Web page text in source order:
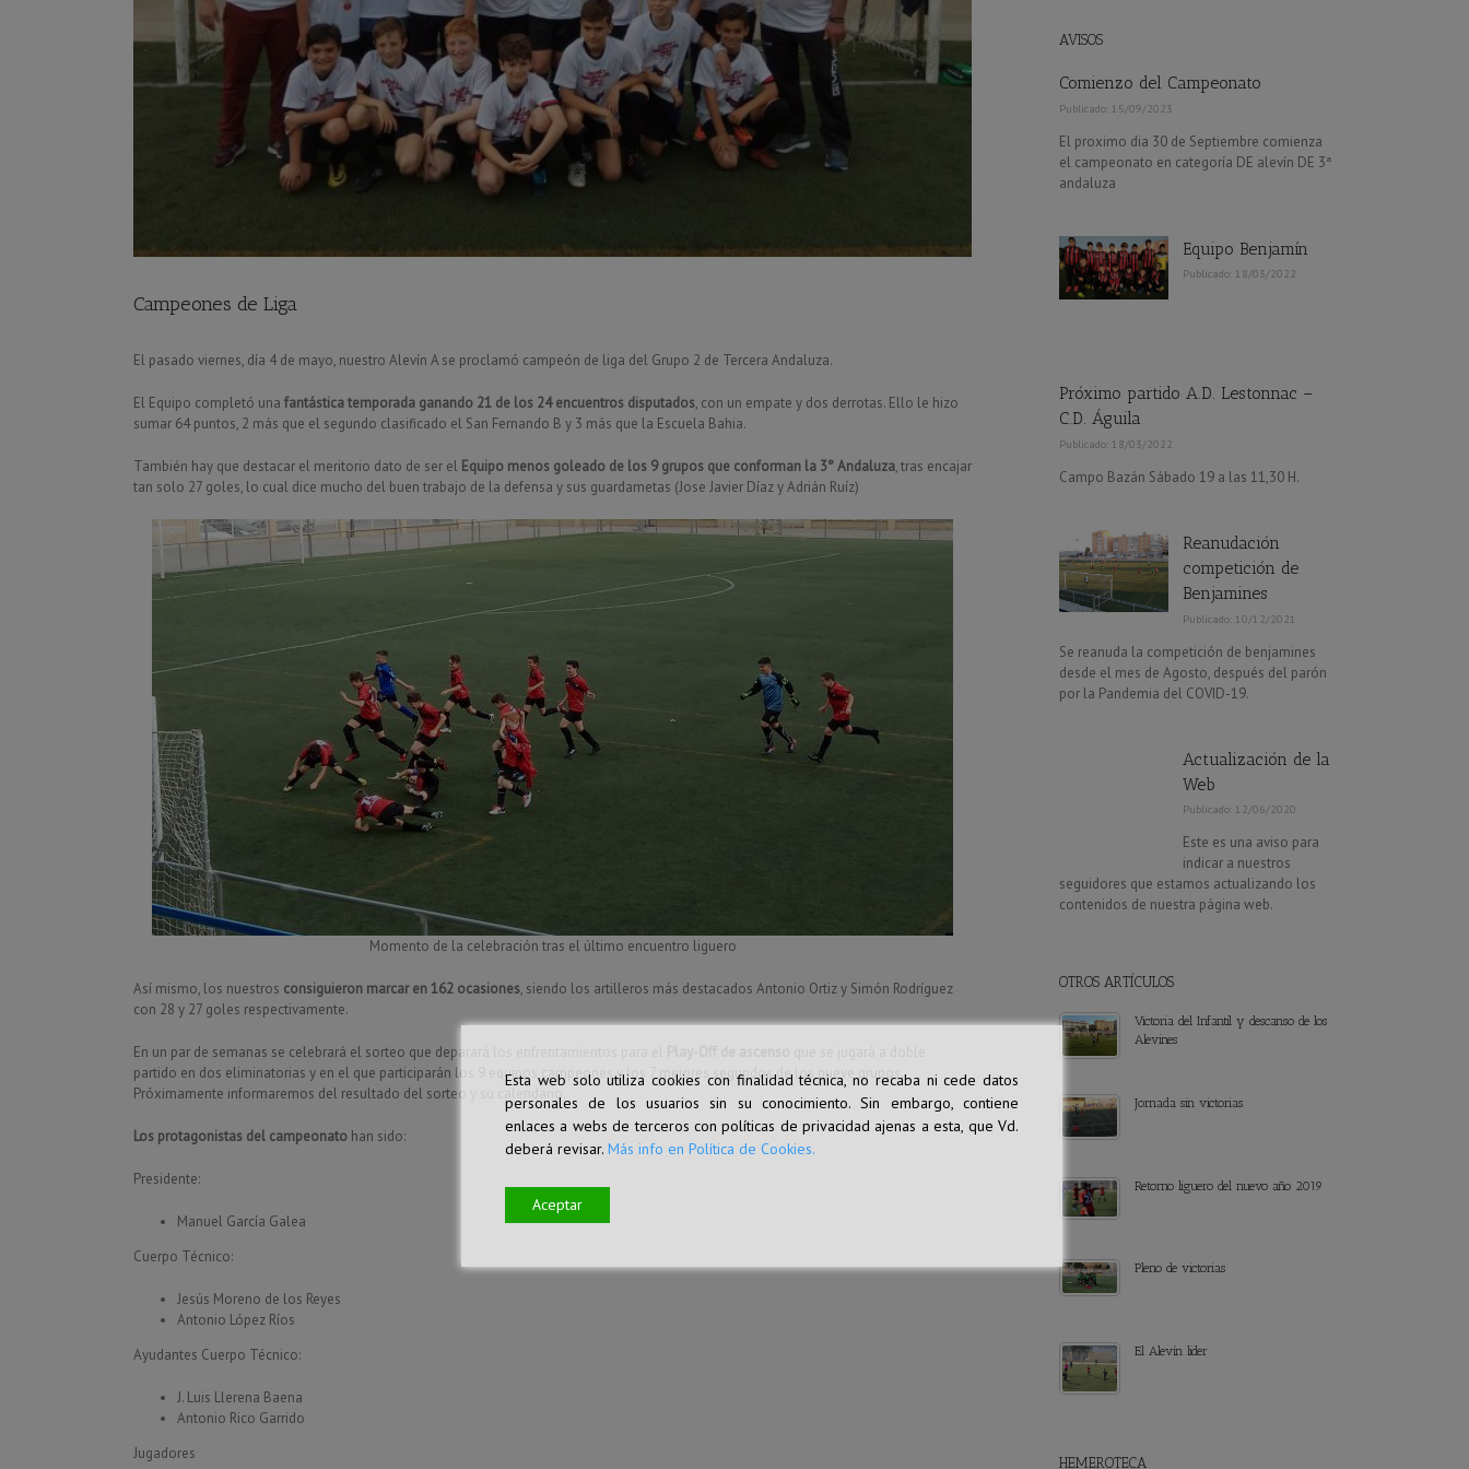
Campeones de Liga
El pasado viernes, día 4 de mayo, nuestro Alevín A se proclamó campeón de liga del Grupo 2 de Tercera Andaluza.
El Equipo completó una fantástica temporada ganando 21 de los 24 encuentros disputados, con un empate y dos derrotas. Ello le hizo
sumar 64 puntos, 2 más que el segundo clasificado el San Fernando B y 3 más que la Escuela Bahia.
También hay que destacar el meritorio dato de ser el Equipo menos goleado de los 9 grupos que conforman la 3° Andaluza, tras encajar
tan solo 27 goles, lo cual dice mucho del buen trabajo de la defensa y sus guardametas (Jose Javier Díaz y Adrián Ruíz)
Momento de la celebración tras el último encuentro liguero
Así mismo, los nuestros consiguieron marcar en 162 ocasiones, siendo los artilleros más destacados Antonio Ortiz y Simón Rodríguez
con 28 y 27 goles respectivamente.
En un par de semanas se celebrará el sorteo que deparará los enfrentamientos para el
partido en dos eliminatorias y en el que participarán los 9 equipos campeones y los 7 mejores segundos de los nueve grupos.
Próximamente informaremos del resultado del sorteo y su calendario.
Los protagonistas del campeonato han sido:
Presidente:
Manuel García Galea
Cuerpo Técnico:
Jesús Moreno de los Reyes
Antonio López Ríos
Ayudantes Cuerpo Técnico:
J. Luis Llerena Baena
Antonio Rico Garrido
Jugadores
AVISOS
Comienzo del Campeonato
Publicado: 15/09/2023
El proximo dia 30 de Septiembre comienza
el campeonato en categoría DE alevín DE 3ª
andaluza
Equipo Benjamín
Publicado: 18/03/2022
Próximo partido A.D. Lestonnac –
C.D. Águila
Publicado: 18/03/2022
Campo Bazán Sábado 19 a las 11,30 H.
Reanudación
competición de
Benjamines
Publicado: 10/12/2021
Se reanuda la competición de benjamines
desde el mes de Agosto, después del parón
por la Pandemia del COVID-19.
Actualización de la
Web
Publicado: 12/06/2020
Este es una aviso para
indicar a nuestros
seguidores que estamos actualizando los
contenidos de nuestra página web.
OTROS ARTÍCULOS
Victoria del Infantil y descanso de los
Alevines
Jornada sin victorias
Retorno liguero del nuevo año 2019
Pleno de victorias
El Alevín lider
HEMEROTECA
Esta web solo utiliza cookies con finalidad técnica, no recaba ni cede datos
personales de los usuarios sin su conocimiento. Sin embargo, contiene
enlaces a webs de terceros con políticas de privacidad ajenas a esta, que Vd.
deberá revisar. Más info en Política de Cookies.
Aceptar